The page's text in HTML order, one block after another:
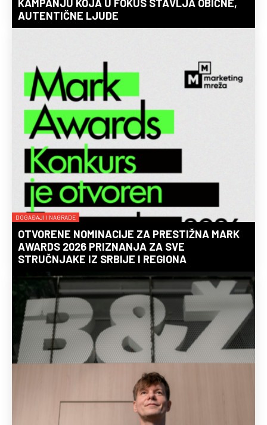
KAMPANJU KOJA U FOKUS STAVLJA OBIČNE,
AUTENTIČNE LJUDE
DOGAĐAJI I NAGRADE
OTVORENE NOMINACIJE ZA PRESTIŽNA MARK
AWARDS 2026 PRIZNANJA ZA SVE
STRUČNJAKE IZ SRBIJE I REGIONA